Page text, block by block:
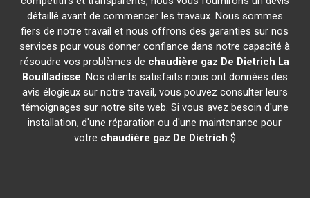
détaillé avant de commencer les travaux. Nous sommes
fiers de notre travail et nous offrons des garanties sur nos
services pour vous donner confiance dans notre capacité à
résoudre vos problèmes de chaudière gaz De Dietrich La
Bouilladisse. Nos clients satisfaits nous ont données des
avis élogieux sur notre travail, vous pouvez consulter leurs
témoignages sur notre site web. Si vous avez besoin d'une
installation, d'une réparation ou d'une maintenance pour
votre chaudière gaz De Dietrich $